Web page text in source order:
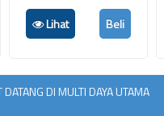
Lihat
Beli
DATANG DI MULTI DAYA UTAMA